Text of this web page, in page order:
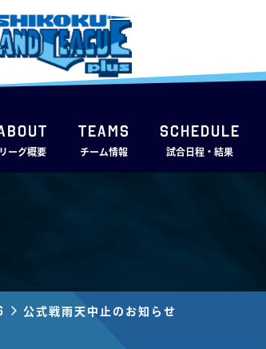
リーグ概要
TEAMS
チーム情報
SCHEDULE
試合日程・結果
公式戦雨天中止のお知らせ